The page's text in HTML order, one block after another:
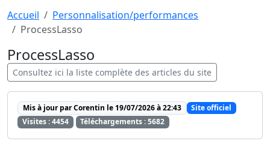
Aller au contenu principal
Accueil
Personnalisation/performances
ProcessLasso
ProcessLasso
Consultez ici la liste complète des articles du site
Mis à jour par Corentin le 19/07/2026 à 22:43
Site officiel
Visites : 4454
Téléchargements : 5682